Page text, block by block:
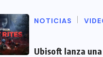
NOTICIAS
Ubisoft lanza